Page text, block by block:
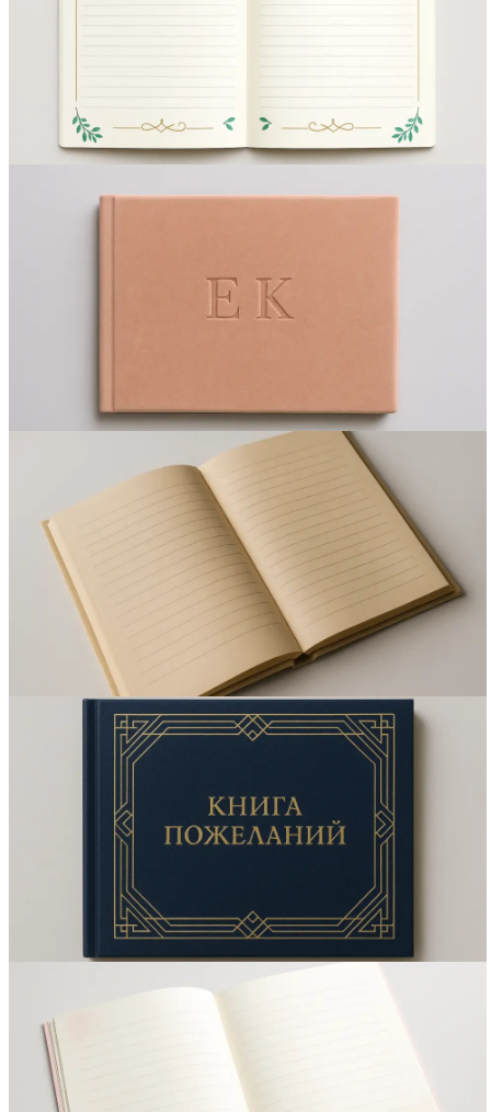
Написать директору
Арендодателям
Портфолио